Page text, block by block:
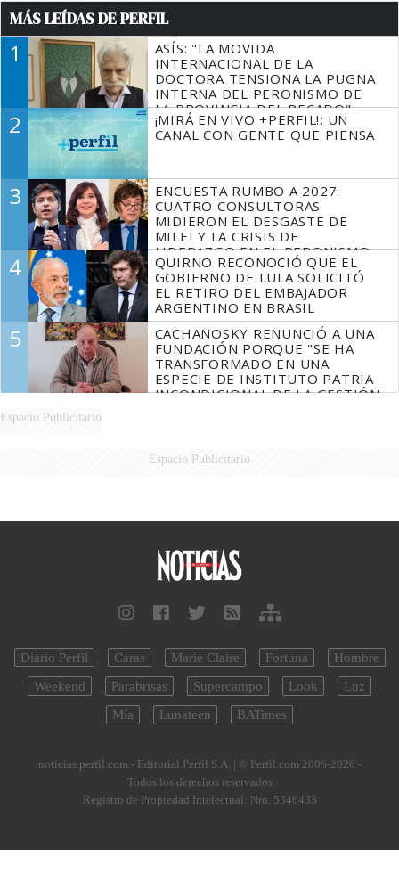
MÁS LEÍDAS DE PERFIL
1
ASÍS: "LA MOVIDA
INTERNACIONAL DE LA
DOCTORA TENSIONA LA PUGNA
INTERNA DEL PERONISMO DE
LA PROVINCIA DEL PECADO"
2
¡MIRÁ EN VIVO +PERFIL!: UN
CANAL CON GENTE QUE PIENSA
3
ENCUESTA RUMBO A 2027:
CUATRO CONSULTORAS
MIDIERON EL DESGASTE DE
MILEI Y LA CRISIS DE
LIDERAZGO EN EL PERONISMO
4
QUIRNO RECONOCIÓ QUE EL
GOBIERNO DE LULA SOLICITÓ
EL RETIRO DEL EMBAJADOR
ARGENTINO EN BRASIL
5
CACHANOSKY RENUNCIÓ A UNA
FUNDACIÓN PORQUE "SE HA
TRANSFORMADO EN UNA
ESPECIE DE INSTITUTO PATRIA
INCONDICIONAL DE LA GESTIÓN
Espacio Publicitario
Espacio Publicitario
Diario Perfil Caras Marie Claire Fortuna
Hombre
Weekend
Parabrisas Supercampo Look
Luz
Mía
Lunateen BATimes
noticias.perfil.com - Editorial Perfil S.A. | © Perfil.com 2006-2026 -
Todos los derechos reservados
Registro de Propiedad Intelectual: Nro. 5346433